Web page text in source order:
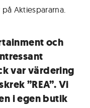
Aktiespararna.
och
var värdering
”REA”. Vi
i egen butik